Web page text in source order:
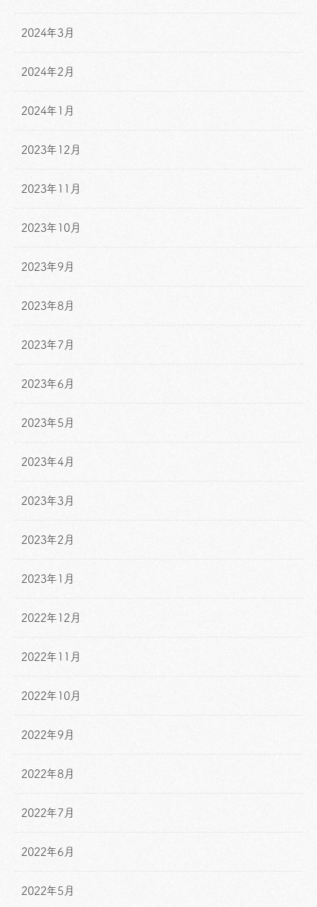
2024年3月
2024年2月
2024年1月
2023年12月
2023年11月
2023年10月
2023年9月
2023年8月
2023年7月
2023年6月
2023年5月
2023年4月
2023年3月
2023年2月
2023年1月
2022年12月
2022年11月
2022年10月
2022年9月
2022年8月
2022年7月
2022年6月
2022年5月